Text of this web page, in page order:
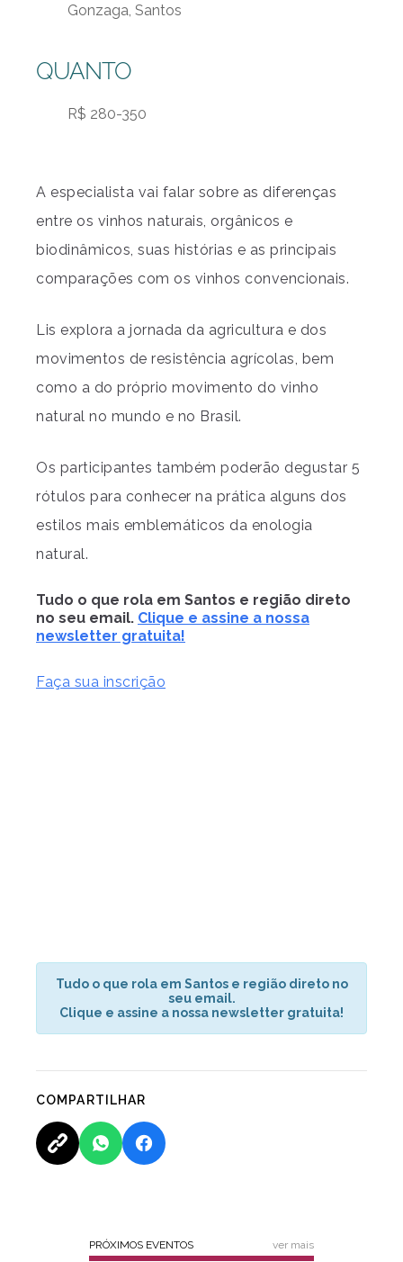
Gonzaga, Santos
QUANTO
R$ 280-350
A especialista vai falar sobre as diferenças
entre os vinhos naturais, orgânicos e
biodinâmicos, suas histórias e as principais
comparações com os vinhos convencionais.
Lis explora a jornada da agricultura e dos
movimentos de resistência agrícolas, bem
como a do próprio movimento do vinho
natural no mundo e no Brasil.
Os participantes também poderão degustar 5
rótulos para conhecer na prática alguns dos
estilos mais emblemáticos da enologia
natural.
Tudo o que rola em Santos e região direto
no seu email. Clique e assine a nossa
newsletter gratuita!
Faça sua inscrição
Tudo o que rola em Santos e região direto no
seu email.
Clique e assine a nossa newsletter gratuita!
COMPARTILHAR
PRÓXIMOS EVENTOS ver mais